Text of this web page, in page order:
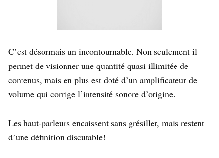
C’est désormais un incontournable. Non seulement il
permet de visionner une quantité quasi illimitée de
contenus, mais en plus est doté d’un amplificateur de
volume qui corrige l’intensité sonore d’origine.
Les haut-parleurs encaissent sans grésiller, mais restent
d’une définition discutable!